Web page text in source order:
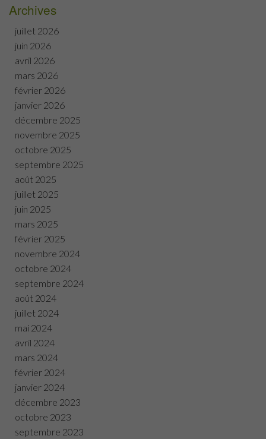
Archives
juillet 2026
juin 2026
avril 2026
mars 2026
février 2026
janvier 2026
décembre 2025
novembre 2025
octobre 2025
septembre 2025
août 2025
juillet 2025
juin 2025
mars 2025
février 2025
novembre 2024
octobre 2024
septembre 2024
août 2024
juillet 2024
mai 2024
avril 2024
mars 2024
février 2024
janvier 2024
décembre 2023
octobre 2023
septembre 2023